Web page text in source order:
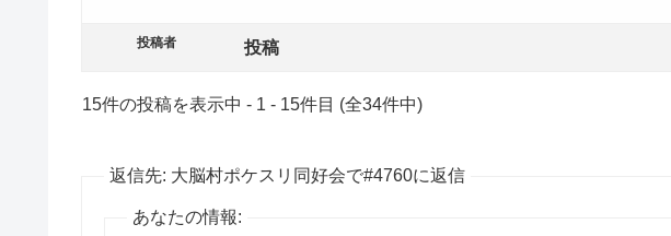
投稿者 投稿
15件の投稿を表示中 - 1 - 15件目 (全34件中)
返信先: 大脳村ポケスリ同好会で#4760に返信
あなたの情報: